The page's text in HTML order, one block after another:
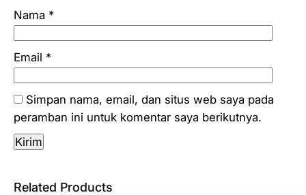
Nama *
Email *
Simpan nama, email, dan situs web saya pada
peramban ini untuk komentar saya berikutnya.
Related Products